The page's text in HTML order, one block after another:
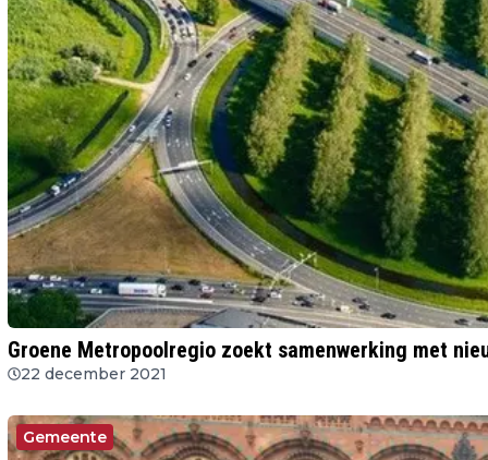
Groene Metropoolregio zoekt samenwerking met
22 december 2021
Gemeente